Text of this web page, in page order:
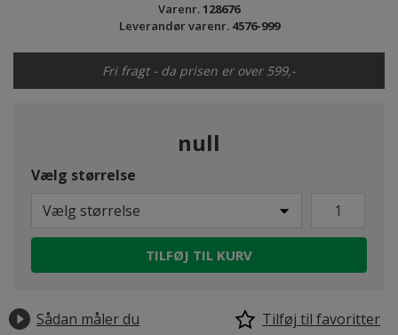
Varenr.128676
Leverandør varenr. 4576-999
Fri fragt - da prisen er over 599,-
null
Vælg størrelse
Vælg størrelse
TILFØJ TIL KURV
Sådan måler du Tilføj til favoritter